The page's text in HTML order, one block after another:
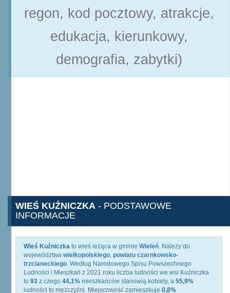
regon, kod pocztowy, atrakcje,
edukacja, kierunkowy,
demografia, zabytki)
WIEŚ KUŹNICZKA - PODSTAWOWE
INFORMACJE
Wieś Kuźniczka to wieś leżąca w gminie Wieleń. Należy do
województwa wielkopolskiego, powiatu czarnkowsko-
trzcianeckiego. Według Narodowego Spisu Powszechnego
Ludności i Mieszkań z 2021 roku liczba ludności we wsi Kuźniczka
to 93 z czego 44,1% mieszkańców stanowią kobiety, a 55,9%
ludności to mężczyźni. Miejscowość zamieszkuje 0,8%